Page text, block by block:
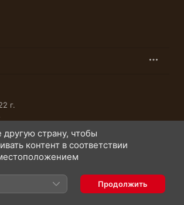
г.
другую страну, чтобы
контент в соответствии
Продолжить